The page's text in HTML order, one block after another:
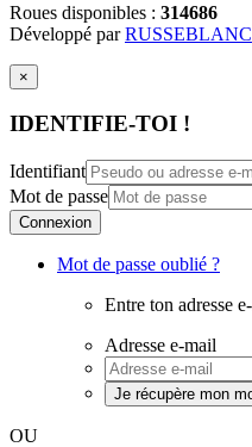
Roues disponibles : 314686
Développé parRUSSEBLANC
×
IDENTIFIE-TOI !
Identifiant
Mot de passe
Connexion
Mot de passe oublié ?
Entre ton adresse
Adresse e-mail
Je récupère mon
OU